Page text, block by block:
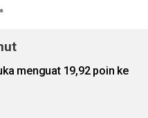
menguat 19,92 poin ke